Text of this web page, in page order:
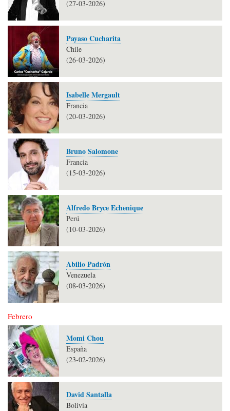
(27-03-2026)
Payaso Cucharita
Chile
(26-03-2026)
Isabelle Mergault
Francia
(20-03-2026)
Bruno Salomone
Francia
(15-03-2026)
Alfredo Bryce Echenique
Perú
(10-03-2026)
Abilio Padrón
Venezuela
(08-03-2026)
Febrero
Momi Chou
España
(23-02-2026)
David Santalla
Bolivia